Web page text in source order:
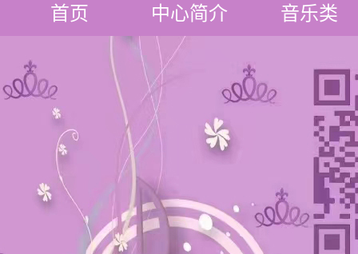
首页 中心简介 音乐类